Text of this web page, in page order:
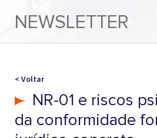
NEWSLETTER
< Voltar
NR-01 e riscos
da conformidade